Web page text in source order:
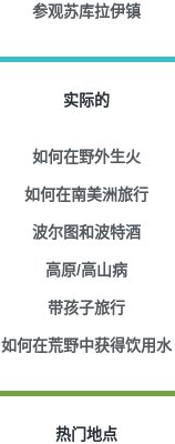
参观苏库拉伊镇
实际的
如何在野外生火
如何在南美洲旅行
波尔图和波特酒
高原/高山病
带孩子旅行
如何在荒野中获得饮用水
热门地点